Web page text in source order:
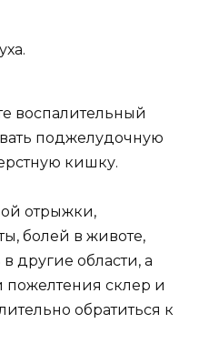
воспалительный
поджелудочную
кишку.
отрыжки,
болей в животе,
другие области, а
склер и
обратиться к